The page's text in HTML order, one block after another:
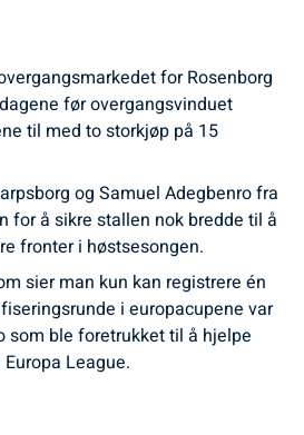
for Rosenborg
før overgangsvinduet
til med to storkjøp på 15
og Samuel Adegbenro fra
for å sikre stallen nok bredde til å
fronter i høstsesongen.
sier man kun kan registrere én
i europacupene var
som ble foretrukket til å hjelpe
League.